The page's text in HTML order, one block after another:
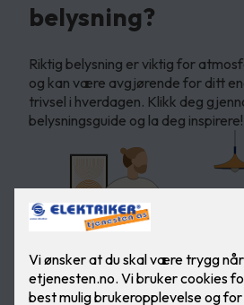
belysning?
Riktig belysning er viktig for
og kan være avgjørende for ditt
trivsel i hverdagen. Klikk deg
belysningsguide og la deg inspirere!